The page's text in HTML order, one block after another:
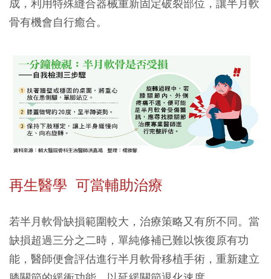
成，利用特殊縫合器械重新固定破裂部位，讓半月軟
骨有機會自行癒合。
再生醫學 可當輔助治療
若半月軟骨缺損範圍較大，治療策略又有所不同。當
缺損超過三分之二時，單純修補已難以恢復原有功
能，醫師便會評估進行半月軟骨移植手術，重新建立